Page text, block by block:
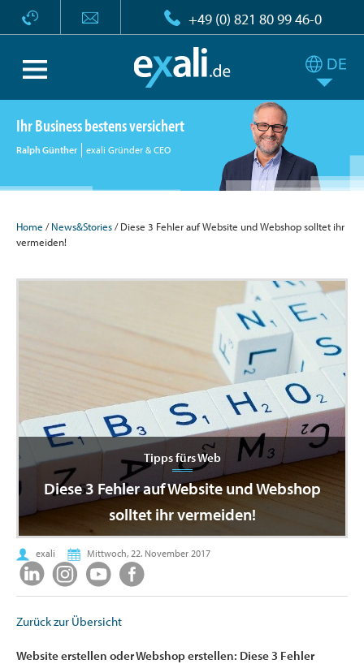
+49 (0) 821 80 99 46-0
Ihr Business bestens versichert
Ralph Günther exali Gründer & CEO
Home /News&Stories/ Diese 3 Fehler auf Website und Webshop solltet ihr
vermeiden!
Tipps fürs Web
Diese 3 Fehler auf Website und Webshop
solltet ihr vermeiden!
exali Mittwoch, 22. November 2017
Zurück zur Übersicht
Website erstellen oder Webshop erstellen: Diese 3 Fehler